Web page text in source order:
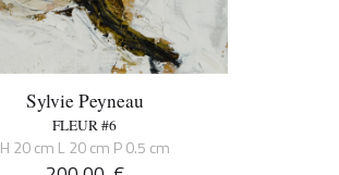
Sylvie Peyneau
FLEUR #6
H 20 cm L 20 cm P 0.5 cm